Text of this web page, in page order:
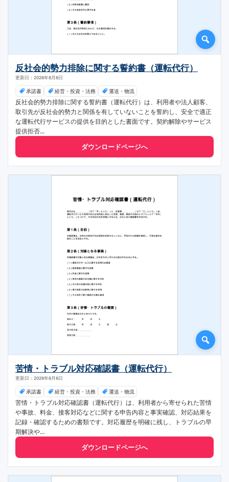
反社会的勢力排除に関する誓約書（運転代行）
更新日：2026年8月6日
承諾書 経営・投資・法務 運送・物流
反社会的勢力排除に関する誓約書（運転代行）は、利用者や法人顧客、
取引先が反社会的勢力と関係を有していないことを誓約し、安全で適正
な運転代行サービスの提供を目的とした書面です。契約解除やサービス
提供拒否...
ダウンロードページへ
苦情・トラブル対応確認書（運転代行）
更新日：2026年8月6日
承諾書 経営・投資・法務 運送・物流
苦情・トラブル対応確認書（運転代行）は、利用者から寄せられた苦情
や事故、料金、接客対応などに関する申告内容と事実確認、対応結果を
記録・確認するための書類です。対応履歴を明確に残し、トラブルの早
期解決や...
ダウンロードページへ